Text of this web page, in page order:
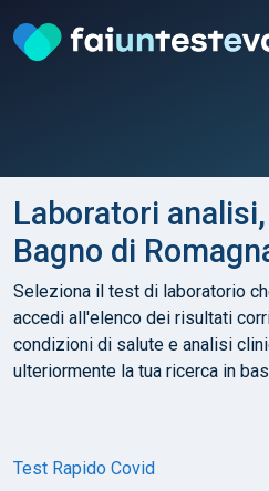
Laboratori
Bagno di
Seleziona il test di laboratorio
accedi all'elenco dei risultati
condizioni di salute e analisi
ulteriormente la tua ricerca in
Test Rapido Covid